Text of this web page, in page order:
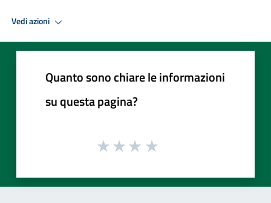
Vedi azioni
Quanto sono chiare le informazioni
su questa pagina?